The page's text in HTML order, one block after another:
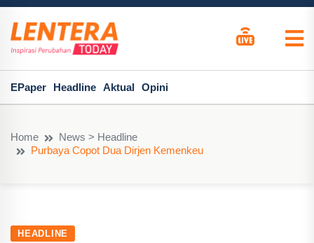
EPaper Headline Aktual Opini
Home
News > Headline
Purbaya Copot Dua Dirjen Kemenkeu
HEADLINE